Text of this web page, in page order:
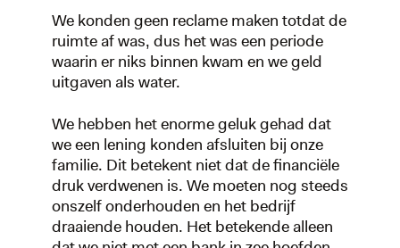
We konden geen reclame maken totdat de
ruimte af was, dus het was een periode
waarin er niks binnen kwam en we geld
uitgaven als water.
We hebben het enorme geluk gehad dat
we een lening konden afsluiten bij onze
familie. Dit betekent niet dat de financiële
druk verdwenen is. We moeten nog steeds
onszelf onderhouden en het bedrijf
draaiende houden. Het betekende alleen